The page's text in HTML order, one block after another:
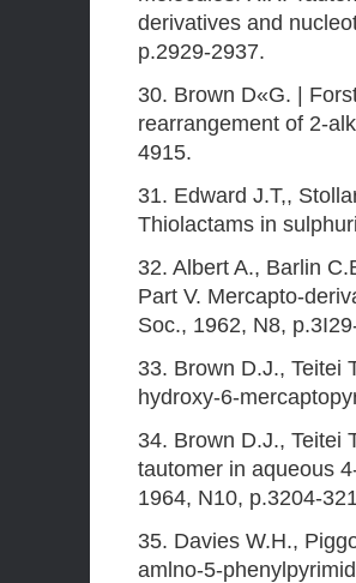
derivatives and
p.2929-2937.
30. Brown D«G. |
rearrangement of 2-
4915.
31. Edward J.T,,
Thiolactams in
32. Albert A., Barlin
Part V. Mercapto-
Soc., 1962, N8,
33. Brown D.J., Teitei
hydroxy-6-
34. Brown D.J., Teitei
tautomer in aqueous
1964, N10, p.3204-
35. Davies W.H.,
amlno-5-